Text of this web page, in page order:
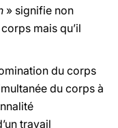
» signifie non
mais qu’il
du corps
du corps à
travail